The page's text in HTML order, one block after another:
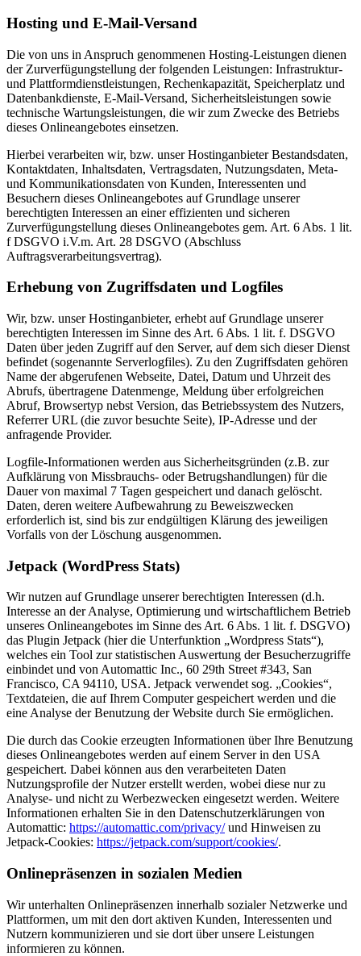
Hosting und E-Mail-Versand
Die von uns in Anspruch genommenen Hosting-Leistungen dienen
der Zurverfügungstellung der folgenden Leistungen: Infrastruktur-
und Plattformdienstleistungen, Rechenkapazität, Speicherplatz und
Datenbankdienste, E-Mail-Versand, Sicherheitsleistungen sowie
technische Wartungsleistungen, die wir zum Zwecke des Betriebs
dieses Onlineangebotes einsetzen.
Hierbei verarbeiten wir, bzw. unser Hostinganbieter Bestandsdaten,
Kontaktdaten, Inhaltsdaten, Vertragsdaten, Nutzungsdaten, Meta-
und Kommunikationsdaten von Kunden, Interessenten und
Besuchern dieses Onlineangebotes auf Grundlage unserer
berechtigten Interessen an einer effizienten und sicheren
Zurverfügungstellung dieses Onlineangebotes gem. Art. 6 Abs. 1 lit.
f DSGVO i.V.m. Art. 28 DSGVO (Abschluss
Auftragsverarbeitungsvertrag).
Erhebung von Zugriffsdaten und Logfiles
Wir, bzw. unser Hostinganbieter, erhebt auf Grundlage unserer
berechtigten Interessen im Sinne des Art. 6 Abs. 1 lit. f. DSGVO
Daten über jeden Zugriff auf den Server, auf dem sich dieser Dienst
befindet (sogenannte Serverlogfiles). Zu den Zugriffsdaten gehören
Name der abgerufenen Webseite, Datei, Datum und Uhrzeit des
Abrufs, übertragene Datenmenge, Meldung über erfolgreichen
Abruf, Browsertyp nebst Version, das Betriebssystem des Nutzers,
Referrer URL (die zuvor besuchte Seite), IP-Adresse und der
anfragende Provider.
Logfile-Informationen werden aus Sicherheitsgründen (z.B. zur
Aufklärung von Missbrauchs- oder Betrugshandlungen) für die
Dauer von maximal 7 Tagen gespeichert und danach gelöscht.
Daten, deren weitere Aufbewahrung zu Beweiszwecken
erforderlich ist, sind bis zur endgültigen Klärung des jeweiligen
Vorfalls von der Löschung ausgenommen.
Jetpack (WordPress Stats)
Wir nutzen auf Grundlage unserer berechtigten Interessen (d.h.
Interesse an der Analyse, Optimierung und wirtschaftlichem Betrieb
unseres Onlineangebotes im Sinne des Art. 6 Abs. 1 lit. f. DSGVO)
das Plugin Jetpack (hier die Unterfunktion „Wordpress Stats“),
welches ein Tool zur statistischen Auswertung der Besucherzugriffe
einbindet und von Automattic Inc., 60 29th Street #343, San
Francisco, CA 94110, USA. Jetpack verwendet sog. „Cookies“,
Textdateien, die auf Ihrem Computer gespeichert werden und die
eine Analyse der Benutzung der Website durch Sie ermöglichen.
Die durch das Cookie erzeugten Informationen über Ihre Benutzung
dieses Onlineangebotes werden auf einem Server in den USA
gespeichert. Dabei können aus den verarbeiteten Daten
Nutzungsprofile der Nutzer erstellt werden, wobei diese nur zu
Analyse- und nicht zu Werbezwecken eingesetzt werden. Weitere
Informationen erhalten Sie in den Datenschutzerklärungen von
Automattic: https://automattic.com/privacy/und Hinweisen zu
Jetpack-Cookies: https://jetpack.com/support/cookies/.
Onlinepräsenzen in sozialen Medien
Wir unterhalten Onlinepräsenzen innerhalb sozialer Netzwerke und
Plattformen, um mit den dort aktiven Kunden, Interessenten und
Nutzern kommunizieren und sie dort über unsere Leistungen
informieren zu können.